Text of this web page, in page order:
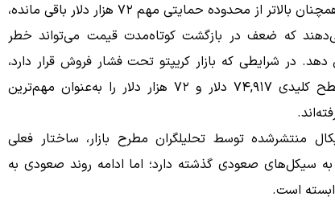
قیمت بیت‌کوین (BTC) همچنان بالاتر از محدوده حمایتی مهم ۷۲ هزار دلار باقی مانده،
که ضعف در بازگشت کوتاه‌مدت قیمت می‌تواند خطر
دهد. در شرایطی که بازار کریپتو تحت فشار فروش قرار دارد،
معامله‌گران اکنون دو سطح کلیدی ۷۴,۹۱۷ دلار و ۷۲ هزار دلار را به‌عنوان مهم‌ترین
منتشرشده توسط تحلیلگران مطرح بازار، ساختار فعلی
سیکل‌های صعودی گذشته دارد؛ اما ادامه روند صعودی به
است.